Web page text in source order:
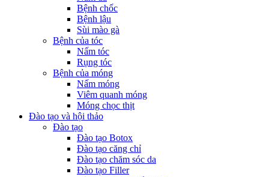
Bệnh chốc
Bệnh lậu
Sùi mào gà
Bệnh của tóc
Nấm tóc
Rụng tóc
Bệnh của móng
Nấm móng
Viêm quanh móng
Móng chọc thịt
Đào tạo và hội thảo
Đào tạo
Đào tạo Botox
Đào tạo căng chỉ
Đào tạo chăm sóc da
Đào tạo Filler